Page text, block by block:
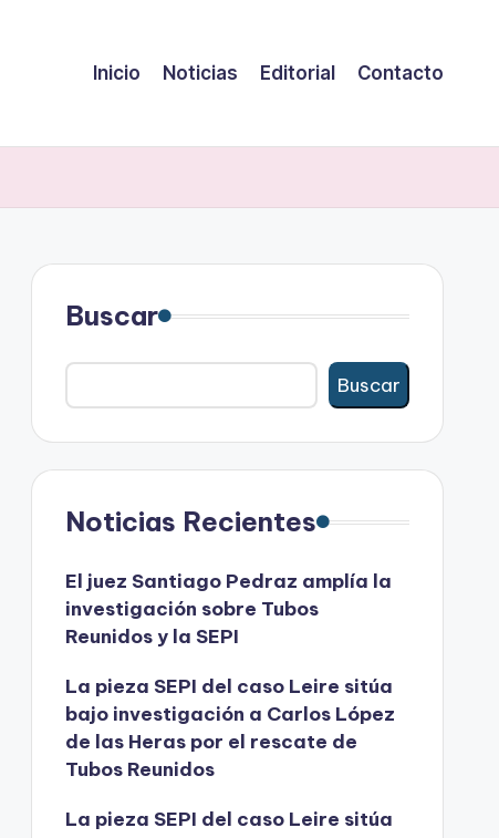
Inicio Noticias Editorial Contacto
Buscar
Buscar
Noticias Recientes
El juez Santiago Pedraz amplía la
investigación sobre Tubos
Reunidos y la SEPI
La pieza SEPI del caso Leire sitúa
bajo investigación a Carlos López
de las Heras por el rescate de
Tubos Reunidos
La pieza SEPI del caso Leire sitúa